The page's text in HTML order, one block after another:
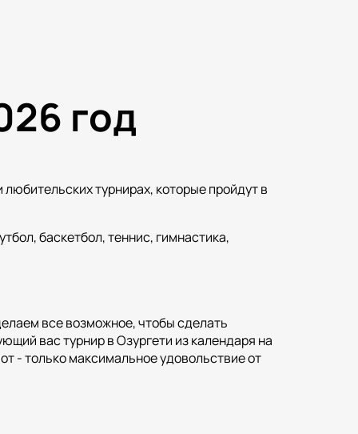
год
турнирах, которые пройдут в
баскетбол, теннис, гимнастика,
все возможное, чтобы сделать
вас турнир в Озургети из календаря на
- только максимальное удовольствие от